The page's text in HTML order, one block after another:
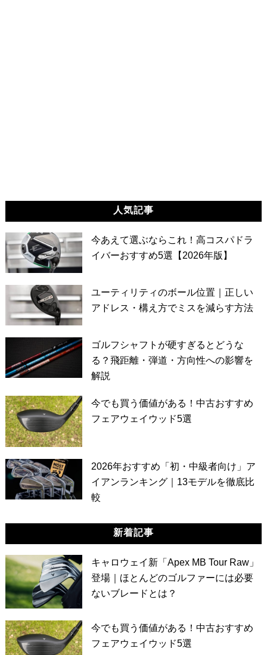
人気記事
今あえて選ぶならこれ！高コスパドラ
イバーおすすめ5選【2026年版】
ユーティリティのボール位置｜正しい
アドレス・構え方でミスを減らす方法
ゴルフシャフトが硬すぎるとどうな
る？飛距離・弾道・方向性への影響を
解説
今でも買う価値がある！中古おすすめ
フェアウェイウッド5選
2026年おすすめ「初・中級者向け」ア
イアンランキング｜13モデルを徹底比
較
新着記事
キャロウェイ新「Apex MB Tour Raw」
登場｜ほとんどのゴルファーには必要
ないブレードとは？
今でも買う価値がある！中古おすすめ
フェアウェイウッド5選